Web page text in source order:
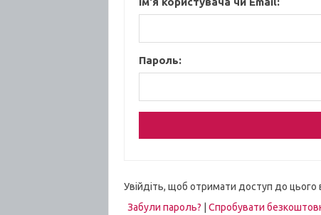
Пароль:
Увійдіть, щоб отримати доступ до цього
Забули пароль?
Спробувати